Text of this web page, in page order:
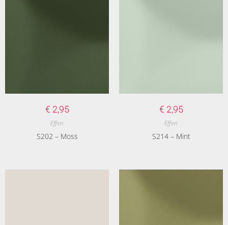
€ 2,95
Effen
S202 – Moss
€ 2,95
Effen
S214 – Mint